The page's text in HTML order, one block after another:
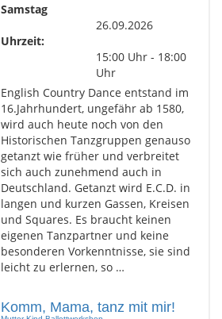
Samstag
26.09.2026
Uhrzeit:
15:00 Uhr - 18:00
Uhr
English Country Dance entstand im
16.Jahrhundert, ungefähr ab 1580,
wird auch heute noch von den
Historischen Tanzgruppen genauso
getanzt wie früher und verbreitet
sich auch zunehmend auch in
Deutschland. Getanzt wird E.C.D. in
langen und kurzen Gassen, Kreisen
und Squares. Es braucht keinen
eigenen Tanzpartner und keine
besonderen Vorkenntnisse, sie sind
leicht zu erlernen, so …
Komm, Mama, tanz mit mir!